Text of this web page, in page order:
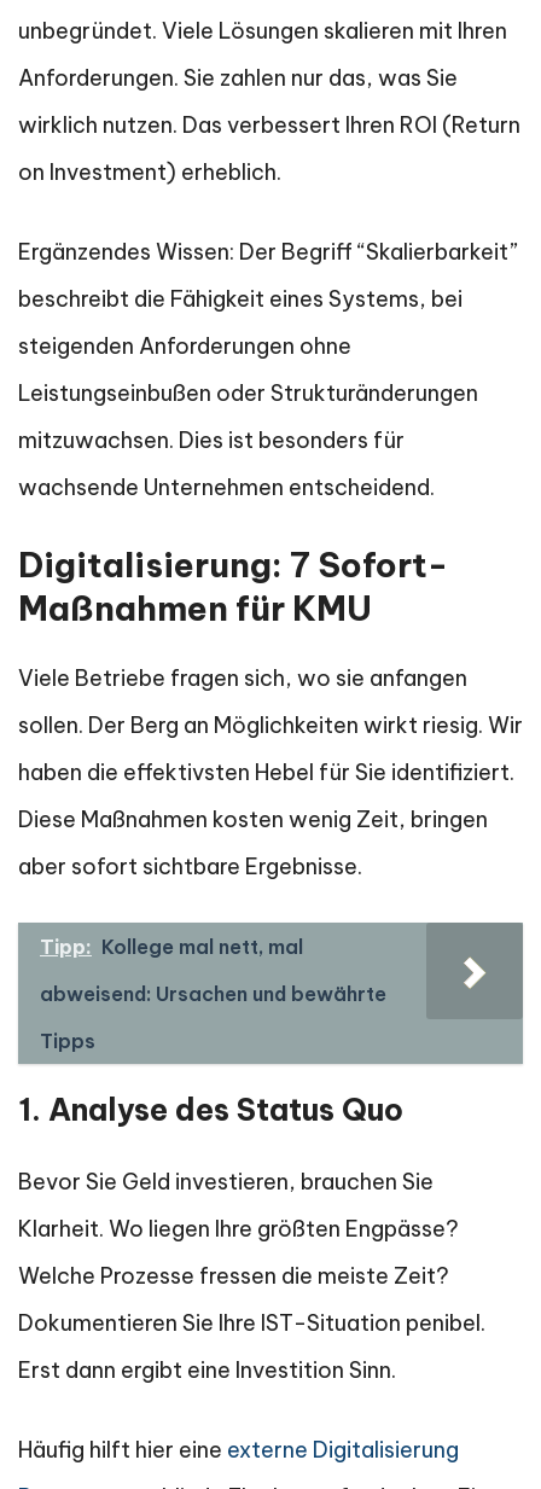
unbegründet. Viele Lösungen skalieren mit Ihren
Anforderungen. Sie zahlen nur das, was Sie
wirklich nutzen. Das verbessert Ihren ROI (Return
on Investment) erheblich.
Ergänzendes Wissen: Der Begriff “Skalierbarkeit”
beschreibt die Fähigkeit eines Systems, bei
steigenden Anforderungen ohne
Leistungseinbußen oder Strukturänderungen
mitzuwachsen. Dies ist besonders für
wachsende Unternehmen entscheidend.
Digitalisierung: 7 Sofort-
Maßnahmen für KMU
Viele Betriebe fragen sich, wo sie anfangen
sollen. Der Berg an Möglichkeiten wirkt riesig. Wir
haben die effektivsten Hebel für Sie identifiziert.
Diese Maßnahmen kosten wenig Zeit, bringen
aber sofort sichtbare Ergebnisse.
Tipp: Kollege mal nett, mal
abweisend: Ursachen und bewährte
Tipps
1. Analyse des Status Quo
Bevor Sie Geld investieren, brauchen Sie
Klarheit. Wo liegen Ihre größten Engpässe?
Welche Prozesse fressen die meiste Zeit?
Dokumentieren Sie Ihre IST-Situation penibel.
Erst dann ergibt eine Investition Sinn.
Häufig hilft hier eine externe Digitalisierung